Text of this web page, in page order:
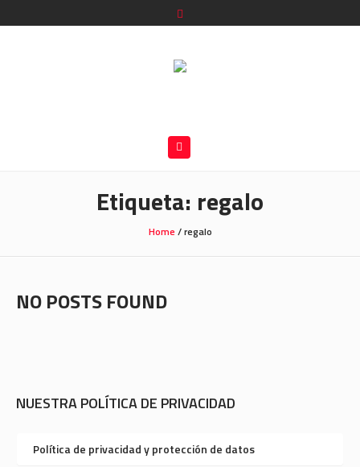
Etiqueta: regalo
Home/regalo
NO POSTS FOUND
NUESTRA POLÍTICA DE PRIVACIDAD
Política de privacidad y protección de datos